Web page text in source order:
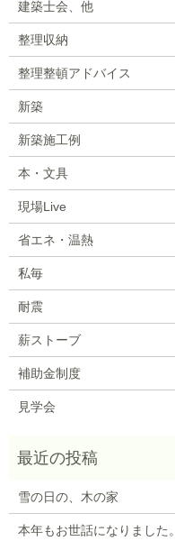
建築士会、他
整理収納
整理整頓アドバイス
新築
新築施工例
本・文具
現場Live
省エネ・温熱
私毎
耐震
薪ストーブ
補助金制度
見学会
雪の日の、木の家
本年もお世話になりました。